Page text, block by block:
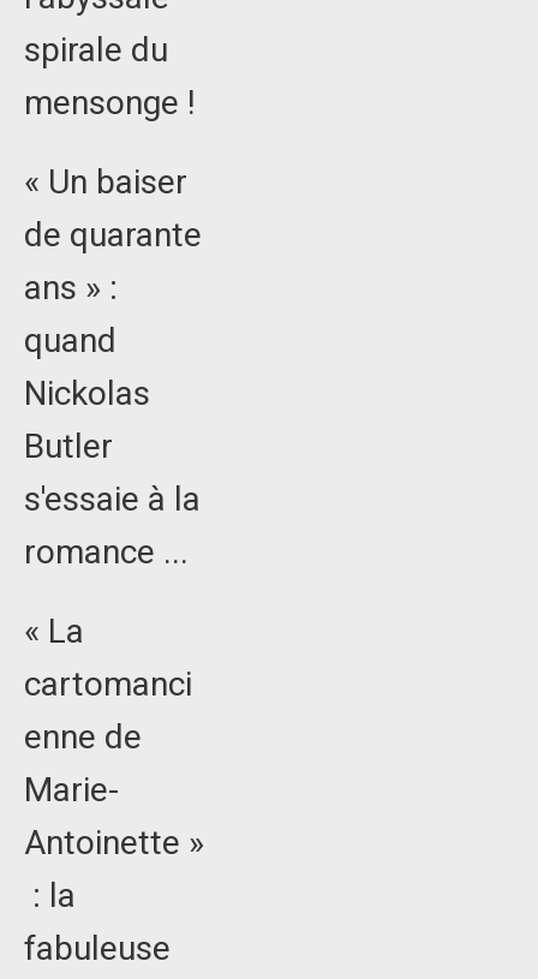
spirale du
mensonge !
« Un baiser
de quarante
ans » :
quand
Nickolas
Butler
s'essaie à la
romance ...
« La
cartomanci
enne de
Marie-
Antoinette »
: la
fabuleuse